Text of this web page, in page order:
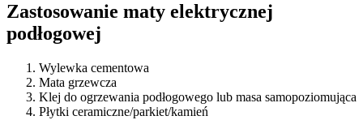
Zastosowanie maty elektrycznej
podłogowej
Wylewka cementowa
Mata grzewcza
Klej do ogrzewania podłogowego lub masa samopoziomująca
Płytki ceramiczne/parkiet/kamień